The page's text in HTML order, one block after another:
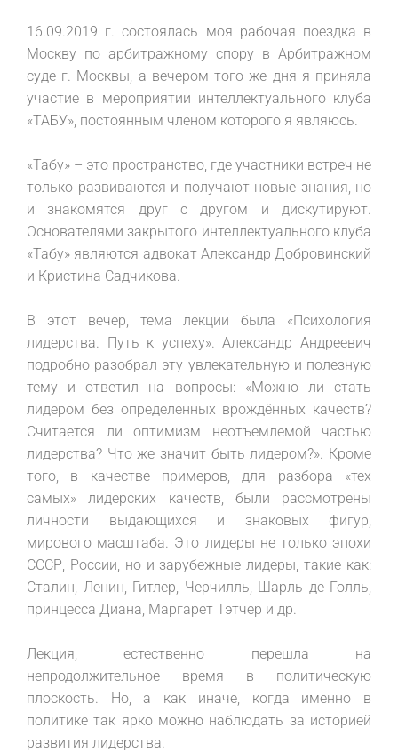
16.09.2019 г. состоялась моя рабочая поездка в
Москву по арбитражному спору в Арбитражном
суде г. Москвы, а вечером того же дня я приняла
участие в мероприятии интеллектуального клуба
«ТАБУ», постоянным членом которого я являюсь.
«Табу» – это пространство, где участники встреч не
только развиваются и получают новые знания, но
и знакомятся друг с другом и дискутируют.
Основателями закрытого интеллектуального клуба
«Табу» являются адвокат Александр Добровинский
и Кристина Садчикова.
В этот вечер, тема лекции была «Психология
лидерства. Путь к успеху». Александр Андреевич
подробно разобрал эту увлекательную и полезную
тему и ответил на вопросы: «Можно ли стать
лидером без определенных врождённых качеств?
Считается ли оптимизм неотъемлемой частью
лидерства? Что же значит быть лидером?». Кроме
того, в качестве примеров, для разбора «тех
самых» лидерских качеств, были рассмотрены
личности выдающихся и знаковых фигур,
мирового масштаба. Это лидеры не только эпохи
СССР, России, но и зарубежные лидеры, такие как:
Сталин, Ленин, Гитлер, Черчилль, Шарль де Голль,
принцесса Диана, Маргарет Тэтчер и др.
Лекция, естественно перешла на
непродолжительное время в политическую
плоскость. Но, а как иначе, когда именно в
политике так ярко можно наблюдать за историей
развития лидерства.